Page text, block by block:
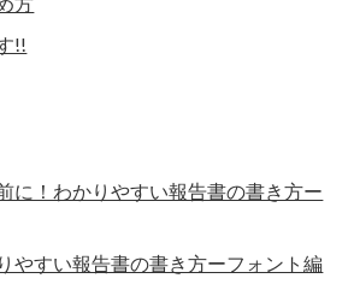
!!
に！わかりやすい報告書の書き方ー
やすい報告書の書き方ーフォント編